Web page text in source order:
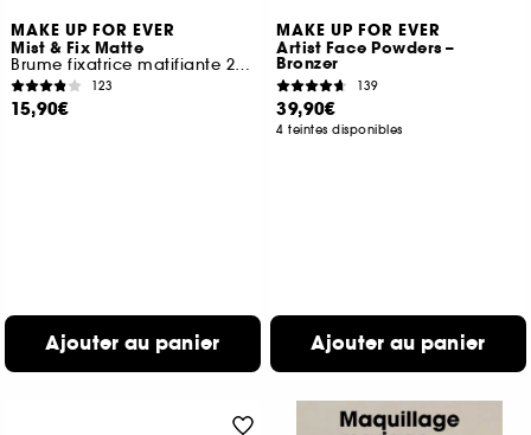
MAKE UP FOR EVER
Mist & Fix Matte
Brume fixatrice matifiante 24h format voyage
123
15,90€
Ajouter au panier
MAKE UP FOR EVER
Artist Face Powders –
Bronzer
139
39,90€
4 teintes disponibles
Ajouter au panier